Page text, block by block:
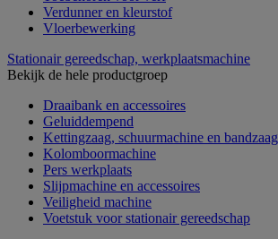
Verdunner en kleurstof
Vloerbewerking
Stationair gereedschap, werkplaatsmachine
Bekijk de hele productgroep
Draaibank en accessoires
Geluiddempend
Kettingzaag, schuurmachine en bandzaag
Kolomboormachine
Pers werkplaats
Slijpmachine en accessoires
Veiligheid machine
Voetstuk voor stationair gereedschap